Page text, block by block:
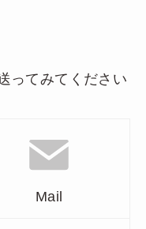
ってみてください
Mail